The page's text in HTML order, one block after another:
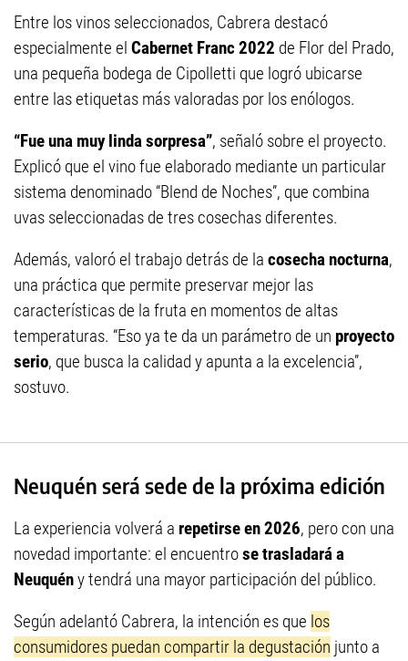
Entre los vinos seleccionados, Cabrera destacó
especialmente el Cabernet Franc 2022 de Flor del Prado,
una pequeña bodega de Cipolletti que logró ubicarse
entre las etiquetas más valoradas por los enólogos.
“Fue una muy linda sorpresa”, señaló sobre el proyecto.
Explicó que el vino fue elaborado mediante un particular
sistema denominado “Blend de Noches”, que combina
uvas seleccionadas de tres cosechas diferentes.
Además, valoró el trabajo detrás de la cosecha nocturna,
una práctica que permite preservar mejor las
características de la fruta en momentos de altas
temperaturas. “Eso ya te da un parámetro de un proyecto
serio, que busca la calidad y apunta a la excelencia”,
sostuvo.
Neuquén será sede de la próxima edición
La experiencia volverá a repetirse en 2026, pero con una
novedad importante: el encuentrose trasladará a
Neuquény tendrá una mayor participación del público.
Según adelantó Cabrera, la intención es que los
consumidores puedan compartir la degustación junto a